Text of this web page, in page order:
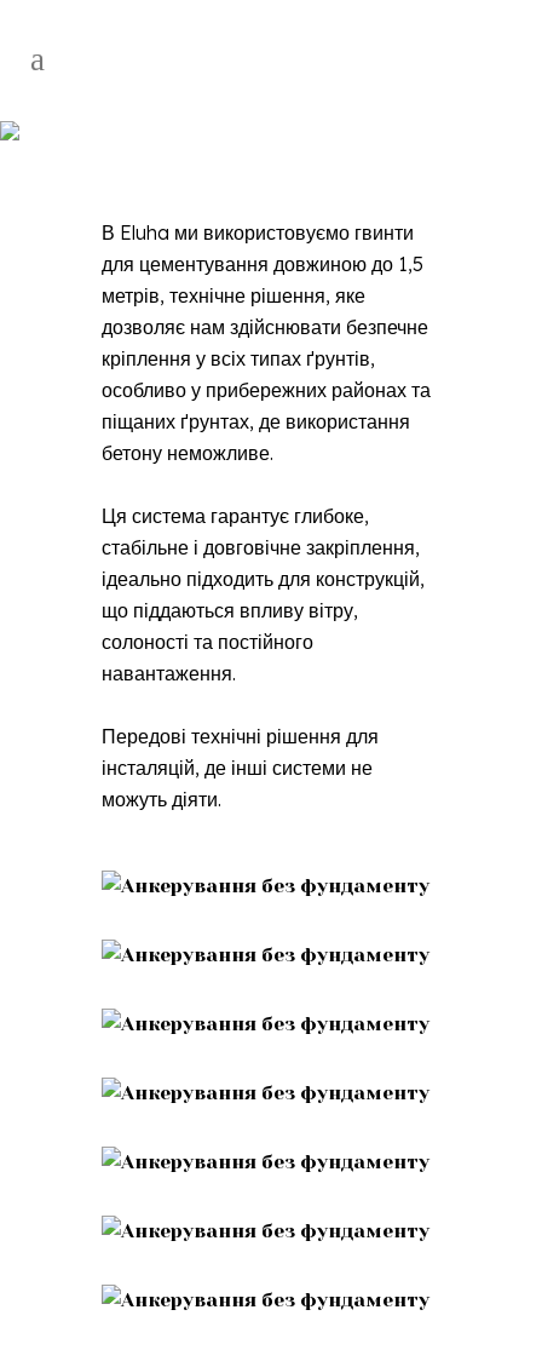
В Eluha ми використовуємо гвинти
для цементування довжиною до 1,5
метрів, технічне рішення, яке
дозволяє нам здійснювати безпечне
кріплення у всіх типах ґрунтів,
особливо у прибережних районах та
піщаних ґрунтах, де використання
бетону неможливе.
Ця система гарантує глибоке,
стабільне і довговічне закріплення,
ідеально підходить для конструкцій,
що піддаються впливу вітру,
солоності та постійного
навантаження.
Передові технічні рішення для
інсталяцій, де інші системи не
можуть діяти.